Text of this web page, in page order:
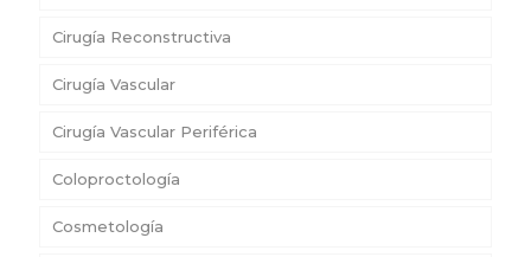
Cirugía Reconstructiva
Cirugía Vascular
Cirugía Vascular Periférica
Coloproctología
Cosmetología